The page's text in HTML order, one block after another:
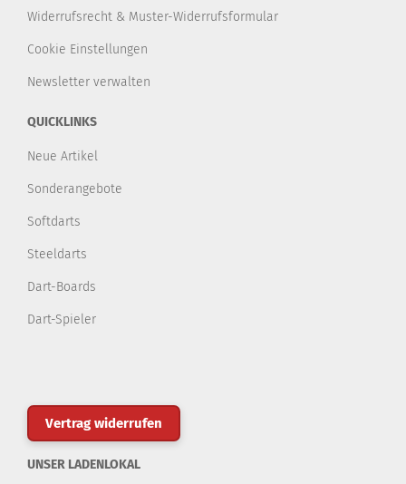
Widerrufsrecht & Muster-Widerrufsformular
Cookie Einstellungen
Newsletter verwalten
QUICKLINKS
Neue Artikel
Sonderangebote
Softdarts
Steeldarts
Dart-Boards
Dart-Spieler
Vertrag widerrufen
UNSER LADENLOKAL